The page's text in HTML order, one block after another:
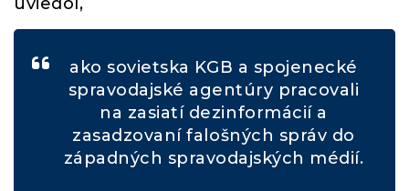
ako sovietska KGB a spojenecké
spravodajské agentúry pracovali
na zasiatí dezinformácií a
zasadzovaní falošných správ do
západných spravodajských médií.